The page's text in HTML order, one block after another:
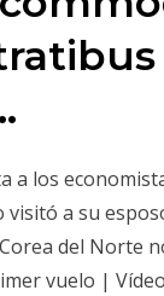
a los
a su
del Norte
vuelo |